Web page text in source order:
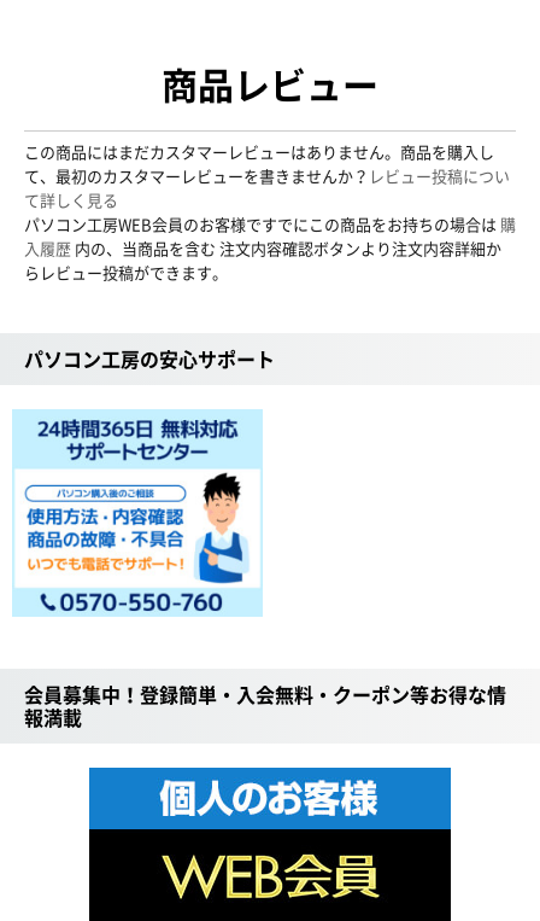
商品レビュー
この商品にはまだカスタマーレビューはありません。商品を購入し
て、最初のカスタマーレビューを書きませんか？ レビュー投稿につい
て詳しく見る
パソコン工房WEB会員のお客様ですでにこの商品をお持ちの場合は 購
入履歴 内の、当商品を含む 注文内容確認ボタンより注文内容詳細か
らレビュー投稿ができます。
パソコン工房の安心サポート
会員募集中！登録簡単・入会無料・クーポン等お得な情
報満載